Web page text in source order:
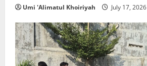
Umi 'Alimatul Khoiriyah July 17, 2026